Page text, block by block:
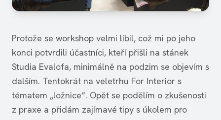
Protože se workshop velmi líbil, což mi po jeho
konci potvrdili účastníci, kteří přišli na stánek
Studia Evalofa, minimálně na podzim se objevím s
dalším. Tentokrát na veletrhu For Interior s
tématem „ložnice“. Opět se podělím o zkušenosti
z praxe a přidám zajímavé tipy s úkolem pro